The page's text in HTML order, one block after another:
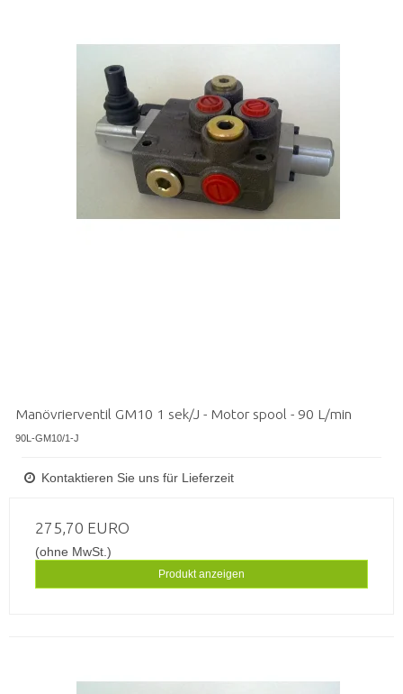
Manövrierventil GM10 1 sek/J - Motor spool - 90 L/min
90L-GM10/1-J
Kontaktieren Sie uns für Lieferzeit
275,70 EURO
(ohne MwSt.)
Produkt anzeigen